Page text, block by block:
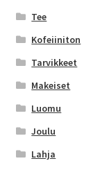
Tee
Kofeiiniton
Tarvikkeet
Makeiset
Luomu
Joulu
Lahja